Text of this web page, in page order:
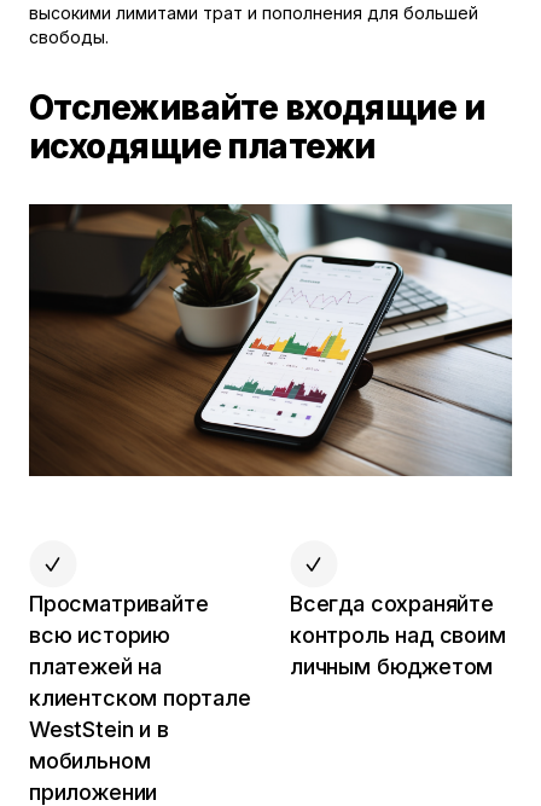
высокими лимитами трат и пополнения для большей
свободы.
Отслеживайте входящие и
исходящие платежи
Просматривайте
всю историю
платежей на
клиентском портале
WestStein и в
мобильном
приложении
Всегда сохраняйте
контроль над своим
личным бюджетом